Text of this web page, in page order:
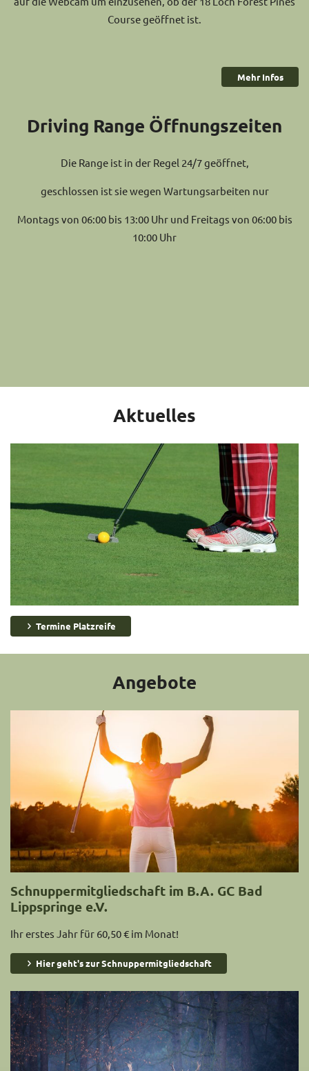
Course geöffnet ist.
Mehr Infos
Driving Range Öffnungszeiten
Die Range ist in der Regel 24/7 geöffnet,
geschlossen ist sie wegen Wartungsarbeiten nur
Montags von 06:00 bis 13:00 Uhr und Freitags von 06:00 bis
10:00 Uhr
Aktuelles
Termine Platzreife
Angebote
Schnuppermitgliedschaft im B.A. GC Bad
Lippspringe e.V.
Ihr erstes Jahr für 60,50 € im Monat!
Hier geht's zur Schnuppermitgliedschaft